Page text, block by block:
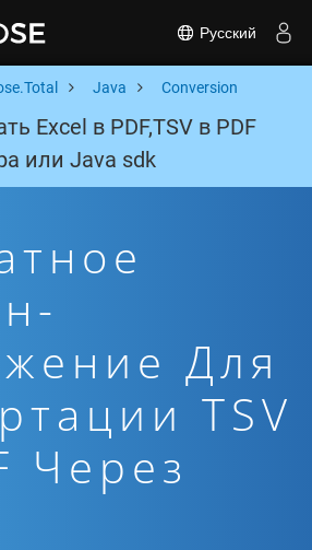
Русский
Java Conversion
Excel в PDF,TSV в PDF
или Java sdk
Для
TSV
Через